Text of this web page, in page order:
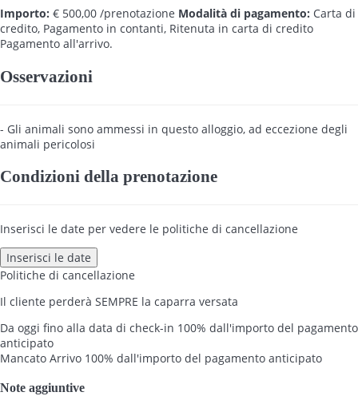
Importo: € 500,00 /prenotazione Modalità di pagamento: Carta di
credito, Pagamento in contanti, Ritenuta in carta di credito
Pagamento all'arrivo.
Osservazioni
- Gli animali sono ammessi in questo alloggio, ad eccezione degli
animali pericolosi
Condizioni della prenotazione
Inserisci le date per vedere le politiche di cancellazione
Inserisci le date
Politiche di cancellazione
Il cliente perderà SEMPRE la caparra versata
Da oggi fino alla data di check-in 100% dall'importo del pagamento
anticipato
Mancato Arrivo 100% dall'importo del pagamento anticipato
Note aggiuntive